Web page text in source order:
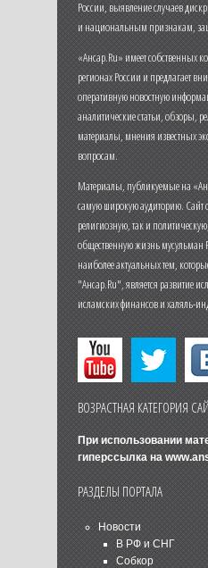
России, выявление случаев
и национальным признакам,
«Ансар.Ru» имеет собственных
регионах России и предлагает
оперативную новостную
аналитические статьи, обзоры,
материалы, мнения известных
вопросам.
Материалы, публикуемые на
самую широкую аудиторию. Сайт
религиозную, так и
общественную жизнь мусульман
наиболее актуальных тем,
"Ансар.Ru", является развитие
исламских финансов и халяль-
ВОЗРАСТНАЯ КАТЕГОРИЯ
При использовании
гиперссылка на
РАЗДЕЛЫ ПОРТАЛА
Новости
В РФ и СНГ
Собкор